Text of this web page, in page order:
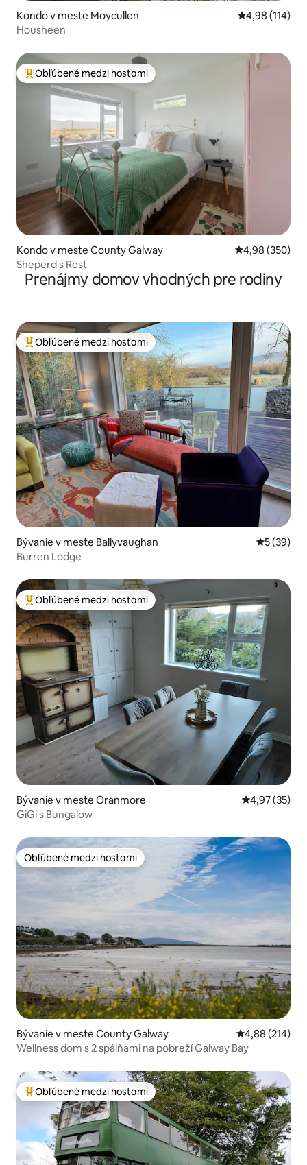
Kondo v meste Moycullen Priemerné
4,98 (114)
Housheen
Najobľúbenejšie medzi hosťami
Obľúbené medzi hosťami
Kondo v meste County Galway Priemerné
4,98 (350)
Sheperd s Rest
Prenájmy domov vhodných pre rodiny
Najobľúbenejšie medzi hosťami
Obľúbené medzi hosťami
Bývanie v meste Ballyvaughan
5 (39)
Burren Lodge
Najobľúbenejšie medzi hosťami
Obľúbené medzi hosťami
Bývanie v meste Oranmore Priemerné
4,97 (35)
GiGi's Bungalow
Obľúbené medzi hosťami
Obľúbené medzi hosťami
Bývanie v meste County Galway Priemerné
4,88 (214)
Wellness dom s 2 spálňami na pobreží Galway Bay
Najobľúbenejšie medzi hosťami
Obľúbené medzi hosťami